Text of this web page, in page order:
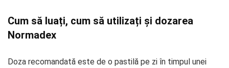
Cum să luați, cum să utilizați și dozarea
Normadex
Doza recomandată este de o pastilă pe zi în timpul unei